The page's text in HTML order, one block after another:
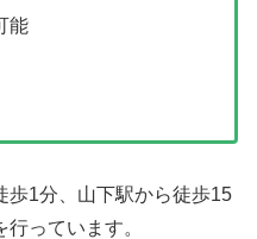
能
歩1分、山下駅から徒歩15
っています。